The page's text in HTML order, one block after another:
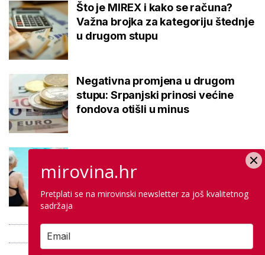
Što je MIREX i kako se računa?
Važna brojka za kategoriju štednje
u drugom stupu
Negativna promjena u drugom
stupu: Srpanjski prinosi većine
fondova otišli u minus
besplatno: Građani se mogu
ohladiti tijekom toplinskog vala
mirovina.hr
Pretplati se na mirovinski newsletter za još kvalitetnog
sadržaja